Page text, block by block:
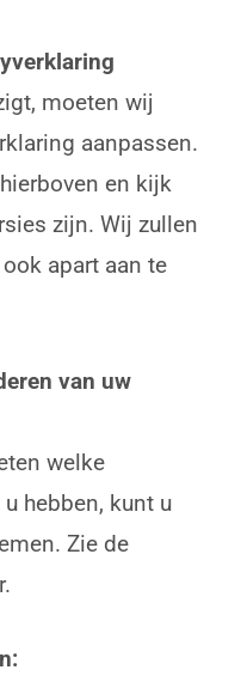
moeten wij
aanpassen.
en kijk
zijn. Wij zullen
apart aan te
van uw
welke
hebben, kunt u
Zie de